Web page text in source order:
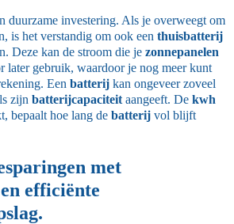
duurzame investering. Als je overweegt om
is het verstandig om ook een thuisbatterij
Deze kan de stroom die je zonnepanelen
later gebruik, waardoor je nog meer kunt
Een batterij kan ongeveer zoveel
zijn batterijcapaciteit aangeeft. De kwh
bepaalt hoe lang de batterij vol blijft
met
efficiënte